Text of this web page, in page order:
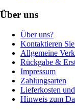
Über uns
Über uns?
Kontaktieren
Allgemeine
Rückgabe &
Impressum
Zahlungsarten
Lieferkosten
Hinweis zum